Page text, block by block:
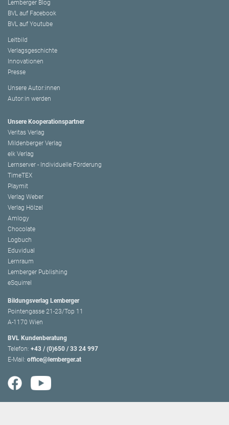
Lemberger Blog
BVL auf Facebook
BVL auf Youtube
Leitbild
Verlagsgeschichte
Innovationen
Presse
Unsere Autor:innen
Autor:in werden
Unsere Kooperationspartner
Veritas Verlag
Mildenberger Verlag
elk Verlag
Lernserver - Individuelle Förderung
TimeTEX
Playmit
Verlag Weber
Verlag Hölzel
Amlogy
Chocolate
Logbuch
Eduvidual
Lernraum
Lemberger Publishing
eSquirrel
Bildungsverlag Lemberger
Pointengasse 21-23/Top 11
A-1170 Wien
BVL Kundenberatung
Telefon: +43 / (0)650 / 33 24 997
E-Mail: office@lemberger.at